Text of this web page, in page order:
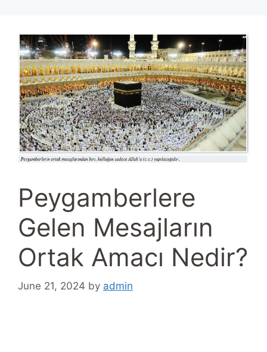
Peygamberlere
Gelen Mesajların
Ortak Amacı Nedir?
June 21, 2024 by admin